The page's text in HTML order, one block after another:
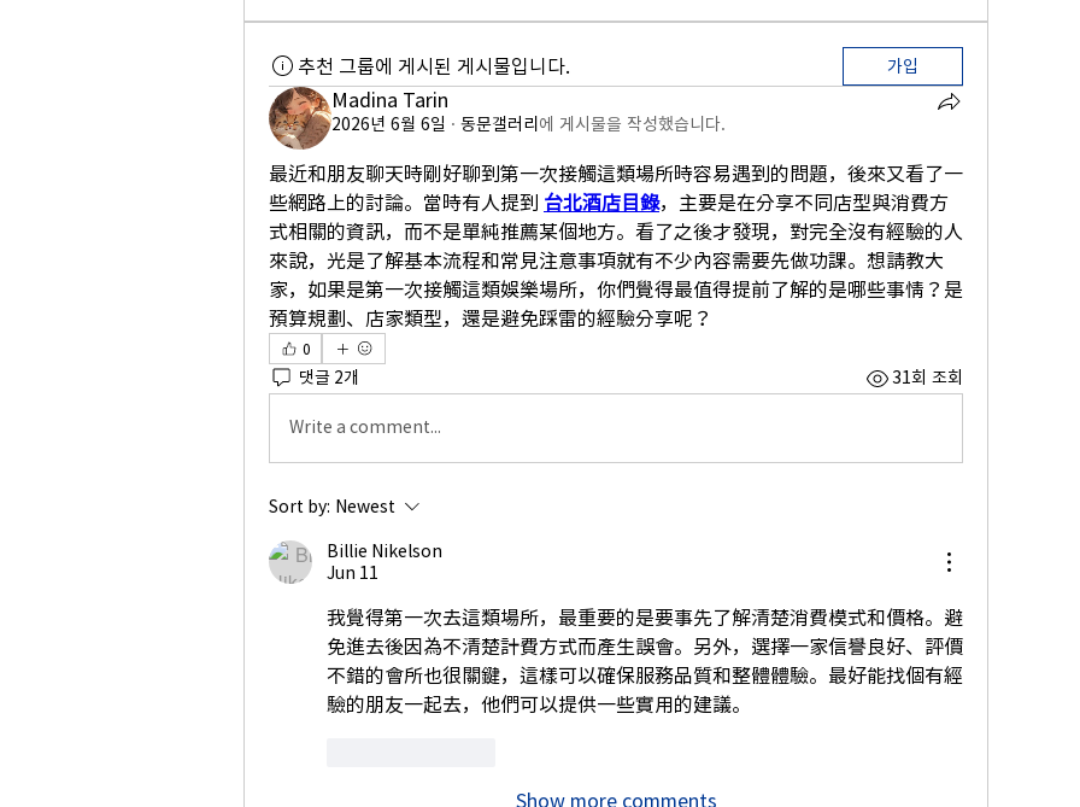
추천 그룹에 게시된 게시물입니다. 가입
Madina Tarin
2026년 6월 6일 · 동문갤러리 에 게시물을 작성했습니다.
最近和朋友聊天時剛好聊到第一次接觸這類場所時容易遇到的問題，後來又看了一
些網路上的討論。當時有人提到 台北酒店目錄，主要是在分享不同店型與消費方
式相關的資訊，而不是單純推薦某個地方。看了之後才發現，對完全沒有經驗的人
來說，光是了解基本流程和常見注意事項就有不少內容需要先做功課。想請教大
家，如果是第一次接觸這類娛樂場所，你們覺得最值得提前了解的是哪些事情？是
預算規劃、店家類型，還是避免踩雷的經驗分享呢？
0
댓글 2개 31회 조회
Write a comment...
Sort by: Newest
Billie Nikelson
Jun 11
我覺得第一次去這類場所，最重要的是要事先了解清楚消費模式和價格。避
免進去後因為不清楚計費方式而產生誤會。另外，選擇一家信譽良好、評價
不錯的會所也很關鍵，這樣可以確保服務品質和整體體驗。最好能找個有經
驗的朋友一起去，他們可以提供一些實用的建議。
Show more comments